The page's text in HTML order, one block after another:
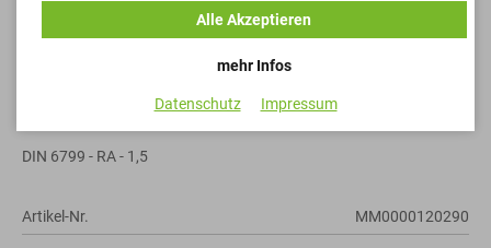
Sicherungsscheiben
DIN 6799 - RA - 1,5
Artikel-Nr. MM0000120290
mehr Infos
Alle Akzeptieren
Datenschutz Impressum